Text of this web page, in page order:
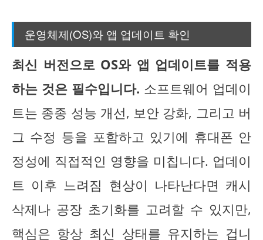
운영체제(OS)와 앱 업데이트 확인
최신 버전으로 OS와 앱 업데이트를 적용
하는 것은 필수입니다. 소프트웨어 업데이
트는 종종 성능 개선, 보안 강화, 그리고 버
그 수정 등을 포함하고 있기에 휴대폰 안
정성에 직접적인 영향을 미칩니다. 업데이
트 이후 느려짐 현상이 나타난다면 캐시
삭제나 공장 초기화를 고려할 수 있지만,
핵심은 항상 최신 상태를 유지하는 겁니